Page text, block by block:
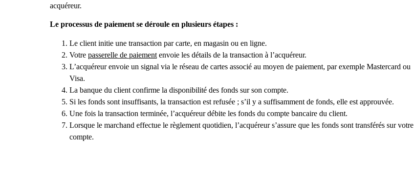
acquéreur.
Le processus de paiement se déroule en plusieurs étapes :
Le client initie une transaction par carte, en magasin ou en ligne.
Votre passerelle de paiement envoie les détails de la transaction à l’acquéreur.
L’acquéreur envoie un signal via le réseau de cartes associé au moyen de paiement, par exemple Mastercard ou
Visa.
La banque du client confirme la disponibilité des fonds sur son compte.
Si les fonds sont insuffisants, la transaction est refusée ; s’il y a suffisamment de fonds, elle est approuvée.
Une fois la transaction terminée, l’acquéreur débite les fonds du compte bancaire du client.
Lorsque le marchand effectue le règlement quotidien, l’acquéreur s’assure que les fonds sont transférés sur votre
compte.